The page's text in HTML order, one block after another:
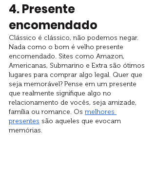
4. Presente
encomendado
Clássico é clássico, não podemos negar.
Nada como o bom é velho presente
encomendado. Sites como Amazon,
Americanas, Submarino e Extra são ótimos
lugares para comprar algo legal. Quer que
seja memorável? Pense em um presente
que realmente signifique algo no
relacionamento de vocês, seja amizade,
família ou romance. Os melhores
presentes são aqueles que evocam
memórias.